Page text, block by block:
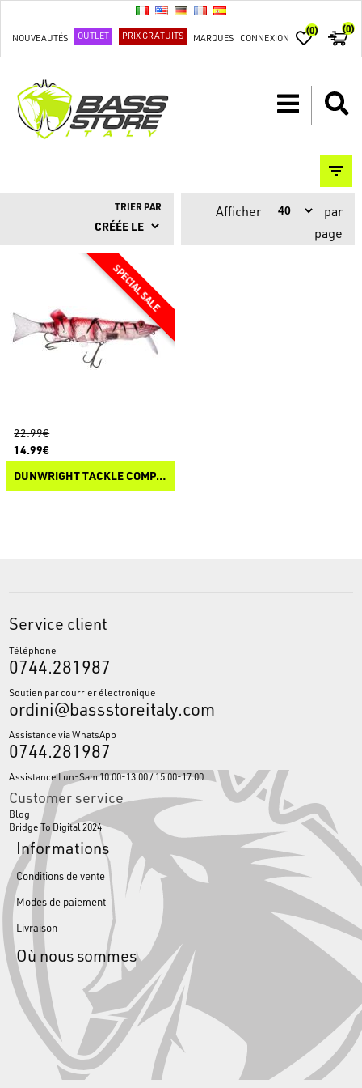
NOUVEAUTÉS OUTLET PRIX GRATUITS MARQUES CONNEXION
(0) (0)
TRIER PAR Afficher
par
page
22.99€
14.99€
DUNWRIGHT TACKLE COMPANY LIFELIKE PIKE 12
Service client
Téléphone
0744.281987
Soutien par courrier électronique
ordini@bassstoreitaly.com
Assistance via WhatsApp
0744.281987
Assistance Lun-Sam 10.00-13.00 / 15.00-17.00
Customer service
Blog
Bridge To Digital 2024
Informations
Conditions de vente
Modes de paiement
Livraison
Où nous sommes